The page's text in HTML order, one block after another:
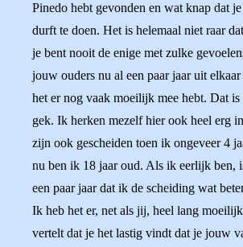
Pinedo hebt gevonden en wat knap dat
durft te doen. Het is helemaal niet raar
je bent nooit de enige met zulke
jouw ouders nu al een paar jaar uit
het er nog vaak moeilijk mee hebt. Dat is
gek. Ik herken mezelf hier ook heel erg
zijn ook gescheiden toen ik ongeveer 4
nu ben ik 18 jaar oud. Als ik eerlijk ben,
een paar jaar dat ik de scheiding wat
Ik heb het er, net als jij, heel lang
vertelt dat je het lastig vindt dat je jouw